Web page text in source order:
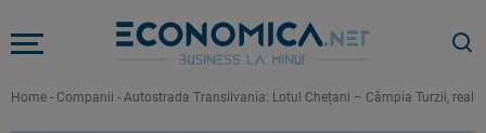
Home - Companii - Autostrada Transilvania: Lotul Chețani – Câmpia Turzii,